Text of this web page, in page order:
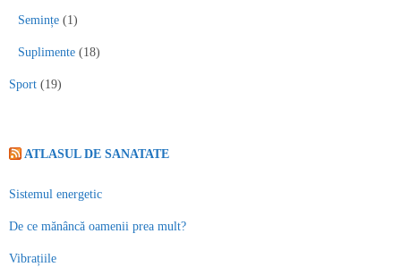
Semințe (1)
Suplimente (18)
Sport (19)
ATLASUL DE SANATATE
Sistemul energetic
De ce mănâncă oamenii prea mult?
Vibrațiile